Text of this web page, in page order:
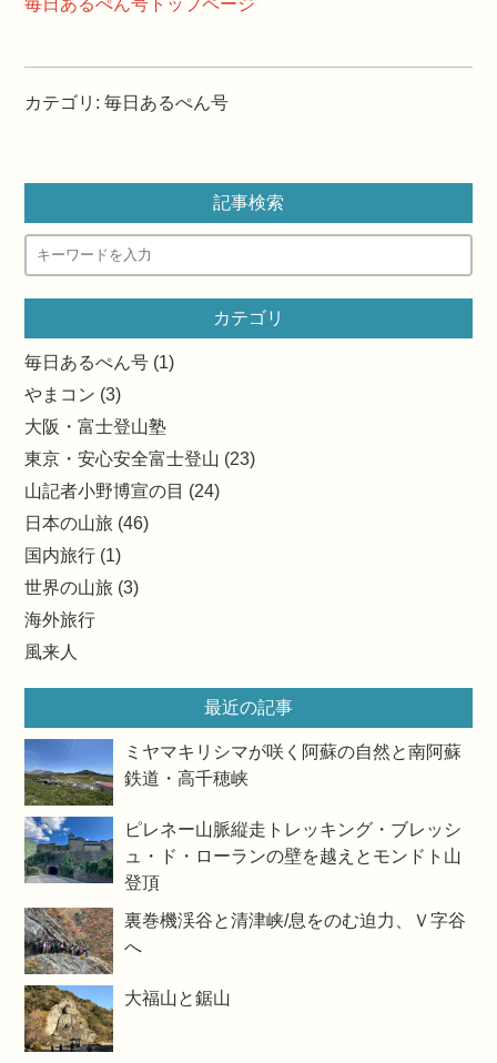
カテゴリ : 毎日あるぺん号
記事検索
カテゴリ
毎日あるぺん号 (1)
やまコン (3)
大阪・富士登山塾
東京・安心安全富士登山 (23)
山記者小野博宣の目 (24)
日本の山旅 (46)
国内旅行 (1)
世界の山旅 (3)
海外旅行
風来人
最近の記事
ミヤマキリシマが咲く阿蘇の自然と南阿蘇
鉄道・高千穂峡
ピレネー山脈縦走トレッキング・ブレッシ
ュ・ド・ローランの壁を越えとモンドト山
登頂
裏巻機渓谷と清津峡/息をのむ迫力、Ｖ字谷
へ
大福山と鋸山